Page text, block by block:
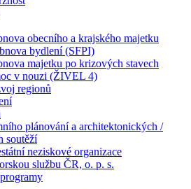
obecního a krajského majetku
bydlení (SFPI)
majetku po krizových stavech
v nouzi (ŽIVEL 4)
regionů
plánování a architektonických /
soutěží
neziskové organizace
službu ČR, o. p. s.